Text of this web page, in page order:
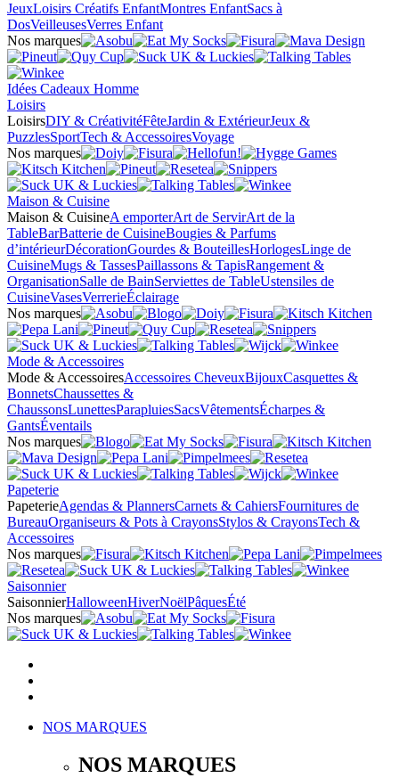
JeuxLoisirs Créatifs EnfantMontres EnfantSacs à
DosVeilleusesVerres Enfant
Nos marques
Idées Cadeaux Homme
Loisirs
LoisirsDIY & CréativitéFêteJardin & ExtérieurJeux &
PuzzlesSportTech & AccessoiresVoyage
Nos marques
Maison & Cuisine
Maison & CuisineA emporterArt de ServirArt de la
TableBarBatterie de CuisineBougies & Parfums
d’intérieurDécorationGourdes & BouteillesHorlogesLinge de
CuisineMugs & TassesPaillassons & TapisRangement &
OrganisationSalle de BainServiettes de TableUstensiles de
CuisineVasesVerrerieÉclairage
Nos marques
Mode & Accessoires
Mode & AccessoiresAccessoires CheveuxBijouxCasquettes &
BonnetsChaussettes &
ChaussonsLunettesParapluiesSacsVêtementsÉcharpes &
GantsÉventails
Nos marques
Papeterie
PapeterieAgendas & PlannersCarnets & CahiersFournitures de
BureauOrganiseurs & Pots à CrayonsStylos & CrayonsTech &
Accessoires
Nos marques
Saisonnier
SaisonnierHalloweenHiverNoëlPâquesÉté
Nos marques
NOS MARQUES
NOS MARQUES